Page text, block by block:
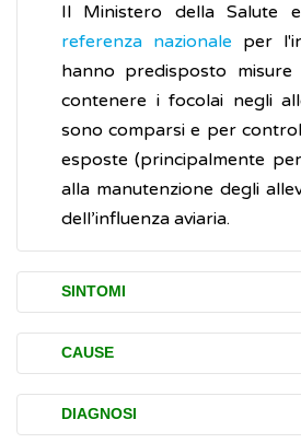
Il Ministero della Salute
referenza nazionale per
hanno predisposto
contenere i focolai negli
sono comparsi e per
esposte (principalmente
alla manutenzione degli
dell’influenza aviaria.
SINTOMI
Le forme cliniche
dell'influenza aviaria sono
una vasta gamma di
congiuntivite, alla malattia
CAUSE
L'influenza aviaria colpisce
DIAGNOSI